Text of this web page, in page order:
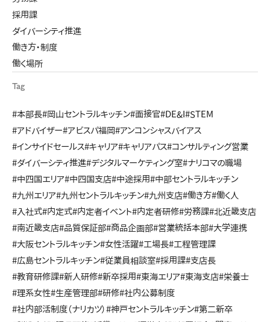
採用課
ダイバーシティ推進
働き方・制度
働く場所
Tag
#本部長#岡山セントラルキッチン#面接官#DE&I #STEM
#アドバイザー#アビスパ福岡#アンコンシャスバイアス
#インサイドセールス#キャリア#キャリアパス#コンサルティング営業
#ダイバーシティ推進#デジタルマーケティング室#ナリコマの職場
#中四国エリア#中四国支店#中途採用#中部セントラルキッチン
#九州エリア#九州セントラルキッチン#九州支店#働き方#働く人
#入社式#内定式#内定者イベント#内定者研修#労務課#北近畿支店
#南近畿支店#品質保証部#商品企画部#営業統括本部#大学連携
#大阪セントラルキッチン#女性活躍#工場長#工程管理課
#広島セントラルキッチン#従業員相談室#採用課#支店長
#教育研修課#新人研修#新卒採用#東海エリア#東海支店#栄養士
#理系女性#生産管理部#研修#社内公募制度
#社内部活制度（ナリカツ） #神戸セントラルキッチン#第二新卒